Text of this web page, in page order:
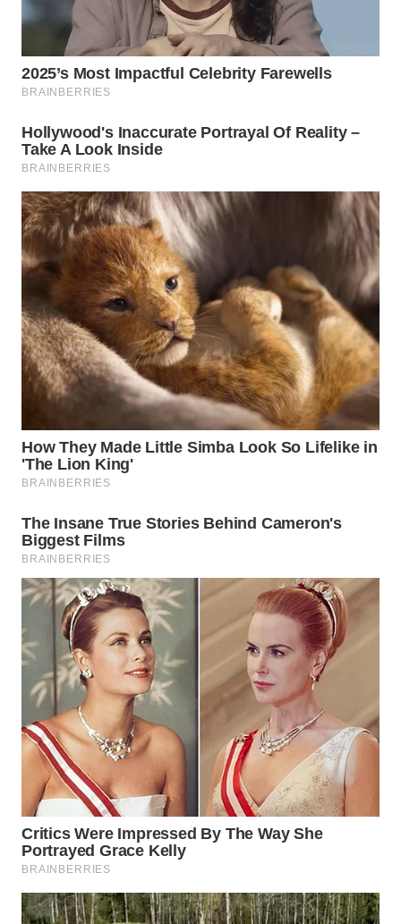
SAMOSIR
WN
PADANG
LAWAS
WN
SUMEDANG
WN
CIANJUR
WN
KEPULAUAN
SERIBU
WN
TANGERANG
WN
BINJAI
WN
INDRAMAYU
WN
KUNINGAN
WN
MAJALENGKA
WN
SUBANG
SUKABUMI
WN
PURWAKARTA